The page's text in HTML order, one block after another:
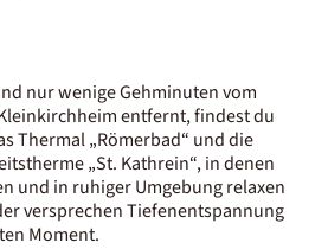
nur wenige Gehminuten vom
entfernt, findest du
Thermal „Römerbad“ und die
„St. Kathrein“, in denen
und in ruhiger Umgebung relaxen
versprechen Tiefenentspannung
Moment.